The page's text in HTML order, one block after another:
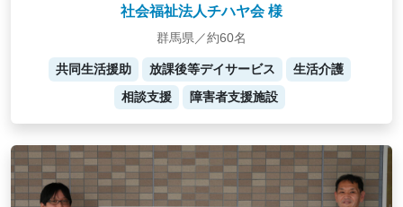
社会福祉法人チハヤ会 様
群馬県／約60名
共同生活援助 放課後等デイサービス
生活介護
相談支援
障害者支援施設